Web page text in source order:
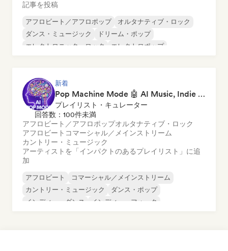
記事を投稿
アフロビート／アフロポップ
オルタナティブ・ロック
ダンス・ミュージック
ドリーム・ポップ
エレクトロニック・ロック
エレクトロポップ
新着
Pop Machine Mode 🤖 AI Music, Indie Pop & Dream Pop
プレイリスト・キュレーター
回答数：100件未満
アフロビート／アフロポップオルタナティブ・ロック
アフロビート コマーシャル／メインストリーム
カントリー・ミュージック
アーティストを「インパクトのあるプレイリスト」に追
加
アフロビート
コマーシャル／メインストリーム
カントリー・ミュージック
ダンス・ポップ
インディー・ダンス
インディー・フォーク